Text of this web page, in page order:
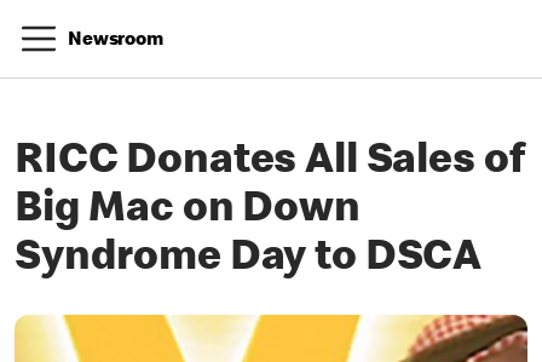
Newsroom
RICC Donates All Sales of
Big Mac on Down
Syndrome Day to DSCA